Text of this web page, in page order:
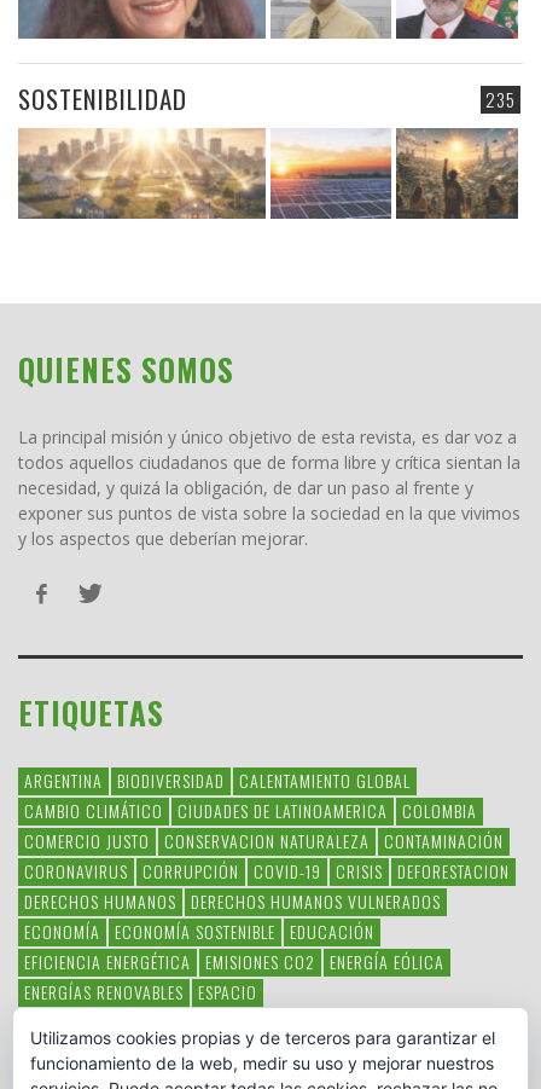
235
SOSTENIBILIDAD
QUIENES SOMOS
La principal misión y único objetivo de esta revista, es dar voz a
todos aquellos ciudadanos que de forma libre y crítica sientan la
necesidad, y quizá la obligación, de dar un paso al frente y
exponer sus puntos de vista sobre la sociedad en la que vivimos
y los aspectos que deberían mejorar.
ETIQUETAS
ARGENTINA BIODIVERSIDAD
CALENTAMIENTO GLOBAL
CAMBIO CLIMÁTICO
CIUDADES DE LATINOAMERICA
COLOMBIA
COMERCIO JUSTO
CONSERVACION NATURALEZA
CONTAMINACIÓN
CORONAVIRUS
CORRUPCIÓN COVID-19 CRISIS
DEFORESTACION
DERECHOS HUMANOS
DERECHOS HUMANOS VULNERADOS
ECONOMÍA
ECONOMÍA SOSTENIBLE
EDUCACIÓN
EFICIENCIA ENERGÉTICA
EMISIONES CO2
ENERGÍA EÓLICA
ENERGÍAS RENOVABLES
ESPACIO
HAMBRE LATINOAMÉRICA MEDIO AMBIENTE
MÉXICO
OBJETIVOS DEL MILENIO
ONGS PAZ POBREZA POESÍA POLITICA
Utilizamos cookies propias y de terceros para garantizar el
funcionamiento de la web, medir su uso y mejorar nuestros